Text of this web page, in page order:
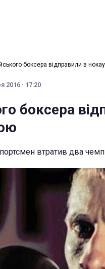
боксера відправили в
2016 · 17:20
боксера
втратив два